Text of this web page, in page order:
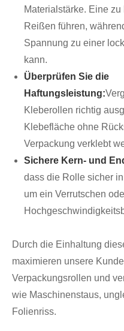
Materialstärke. Eine
Reißen führen,
Spannung zu einer
kann.
Überprüfen Sie die
Haftungsleistung:
Kleberollen richtig
Klebefläche ohne
Verpackung verklebt
Sichere Kern- und
dass die Rolle sicher
um ein Verrutschen
Durch die Einhaltung
maximieren unsere
Verpackungsrollen und
wie Maschinenstaus,
Folienriss.